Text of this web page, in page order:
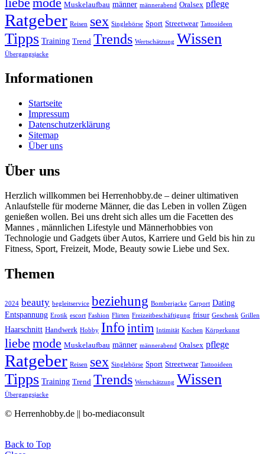
Muskelaufbau männer männerabend Oralsex pflege
Ratgeber Reisen sex Singlebörse Sport Streetwear Tattooideen
Tipps Training Trend Trends Wertschätzung Wissen
Übergangsjacke
Informationen
Startseite
Impressum
Datenschutzerklärung
Sitemap
Über uns
Über uns
Herzlich willkommen bei Herrenhobby.de – deiner ultimativen
Anlaufstelle für moderne Männer, die das Leben in vollen Zügen
genießen wollen. Bei uns dreht sich alles um die Facetten des
Mannes , männlichen Lifestyle und Männerhobbies von
Technologie und Gadgets über Autos, Karriere und Geld bis hin zu
Fitness, Sport, Freizeit, Mode, Beauty sowie Liebe und Sex.
Themen
2024 beauty begleitservice beziehung Bomberjacke Carport Dating
Entspannung Erotik escort Fashion Flirten Freizeitbeschäftigung frisur Geschenk Grillen
Haarschnitt Handwerk Hobby Info intim Intimität Kochen Körperkunst
liebe mode Muskelaufbau männer männerabend Oralsex pflege
Ratgeber Reisen sex Singlebörse Sport Streetwear Tattooideen
Tipps Training Trend Trends Wertschätzung Wissen
Übergangsjacke
© Herrenhobby.de || bo-mediaconsult
Back to Top